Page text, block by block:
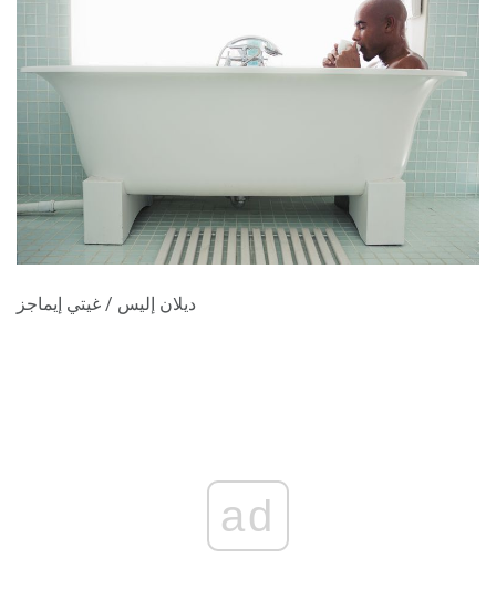
ديلان إليس / غيتي إيماجز
ad